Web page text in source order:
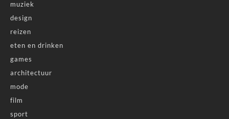
muziek
design
reizen
eten en drinken
games
architectuur
mode
film
sport